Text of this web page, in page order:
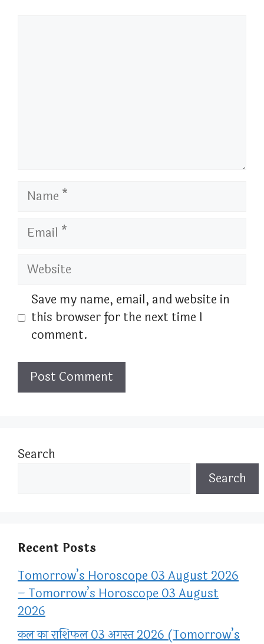
Name
Email
Website
Save my name, email, and website in
this browser for the next time I
comment.
Search
Search
Recent Posts
Tomorrow’s Horoscope 03 August 2026
– Tomorrow’s Horoscope 03 August
2026
कल का राशिफल 03 अगस्त 2026 (Tomorrow’s